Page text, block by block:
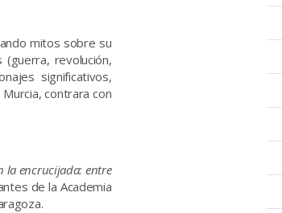
mitos sobre su
revolución,
significativos,
contrara con
la encrucijada: entre
de la Academia